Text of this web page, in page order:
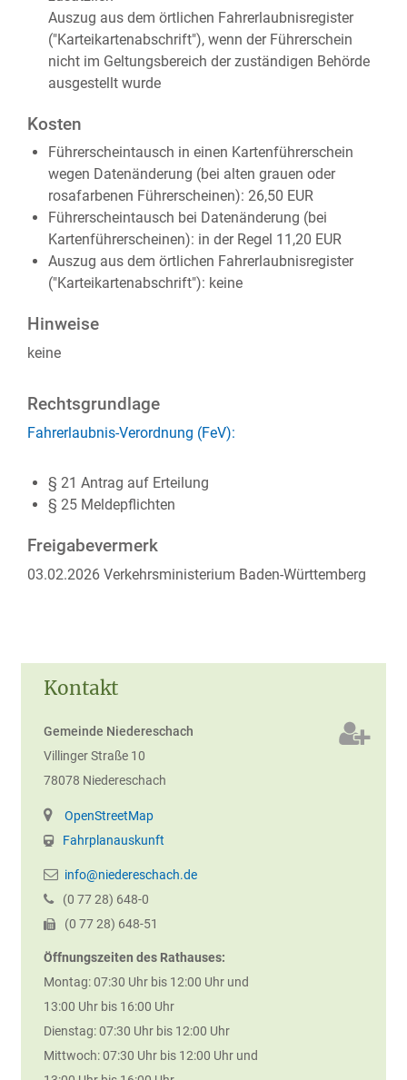
Kontakt
Gemeinde Niedereschach
Villinger Straße 10
78078 Niedereschach
OpenStreetMap
Fahrplanauskunft
info@niedereschach.de
(0 7728) 648-0
(0 7728) 648-51
Öffnungszeiten des Rathauses:
Montag: 07:30 Uhr bis 12:00 Uhr und
13:00 Uhr bis 16:00 Uhr
Dienstag: 07:30 Uhr bis 12:00 Uhr
Mittwoch: 07:30 Uhr bis 12:00 Uhr und
Auszug aus dem örtlichen Fahrerlaubnisregister
("Karteikartenabschrift"), wenn der Führerschein
nicht im Geltungsbereich der zuständigen Behörde
ausgestellt wurde
Kosten
Führerscheintausch in einen Kartenführerschein
wegen Datenänderung (bei alten grauen oder
rosafarbenen Führerscheinen): 26,50 EUR
Führerscheintausch bei Datenänderung (bei
Kartenführerscheinen): in der Regel 11,20 EUR
Auszug aus dem örtlichen Fahrerlaubnisregister
("Karteikartenabschrift"): keine
Hinweise
keine
Rechtsgrundlage
Fahrerlaubnis-Verordnung (FeV):
§ 21 Antrag auf Erteilung
§ 25 Meldepflichten
Freigabevermerk
03.02.2026 Verkehrsministerium Baden-Württemberg